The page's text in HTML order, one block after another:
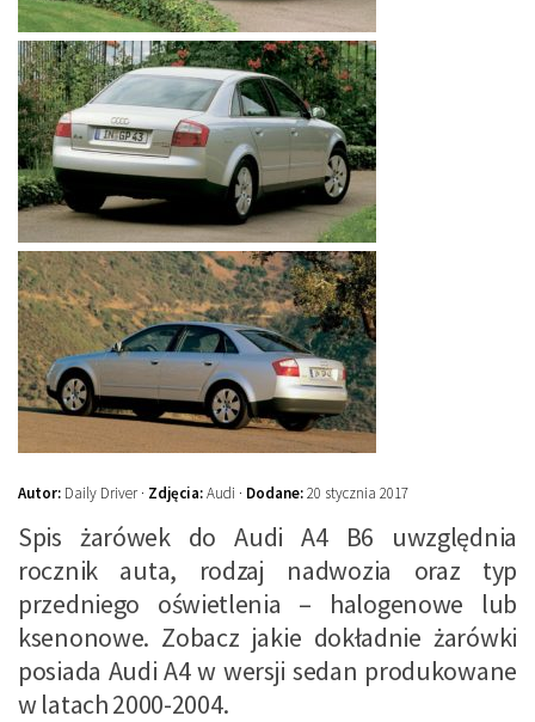
Autor: Daily Driver · Zdjęcia:Audi · Dodane:20 stycznia 2017
Spis żarówek do Audi A4 B6 uwzględnia
rocznik auta, rodzaj nadwozia oraz typ
przedniego oświetlenia – halogenowe lub
ksenonowe. Zobacz jakie dokładnie żarówki
posiada Audi A4 w wersji sedan produkowane
w latach 2000-2004.